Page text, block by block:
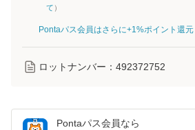
て ）
Pontaパス会員はさらに+1%ポイント還元
ロットナンバー： 492372752
Pontaパス会員なら